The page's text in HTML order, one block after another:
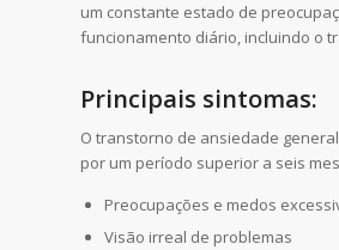
um constante estado de
funcionamento diário, incluindo o
Principais sintomas:
O transtorno de ansiedade
por um período superior a seis
Preocupações e medos
Visão irreal de problemas